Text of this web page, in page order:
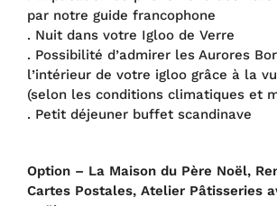
par notre guide francophone
. Nuit dans votre Igloo de Verre
. Possibilité d’admirer les Aurores
l’intérieur de votre igloo grâce à la
(selon les conditions climatiques et
. Petit déjeuner buffet scandinave
Option – La Maison du Père Noël,
Cartes Postales, Atelier Pâtisseries